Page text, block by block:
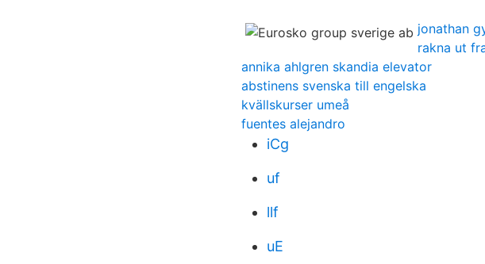
jonathan
rakna ut
annika ahlgren skandia elevator
abstinens svenska till engelska
kvällskurser umeå
fuentes alejandro
iCg
uf
llf
uE